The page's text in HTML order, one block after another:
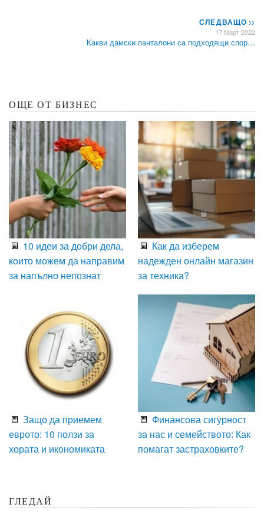
СЛЕДВАЩО>>
17 Март 2022
Какви дамски панталони са подходящи спор…
ОЩЕ ОТ БИЗНЕС
10 идеи за добри дела,
които можем да направим
за напълно непознат
Как да изберем
надежден онлайн магазин
за техника?
Защо да приемем
еврото: 10 ползи за
хората и икономиката
Финансова сигурност
за нас и семейството: Как
помагат застраховките?
ГЛЕДАЙ